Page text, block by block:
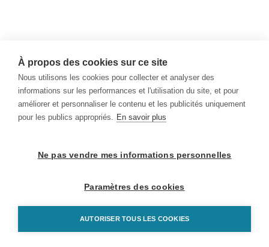
À propos des cookies sur ce site
Nous utilisons les cookies pour collecter et analyser des
informations sur les performances et l'utilisation du site, et pour
améliorer et personnaliser le contenu et les publicités uniquement
pour les publics appropriés. En savoir plus
Ne pas vendre mes informations personnelles
Paramètres des cookies
AUTORISER TOUS LES COOKIES